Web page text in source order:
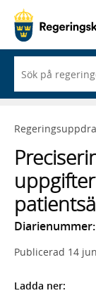
du
börjar
skriva
framträder
lista
med
sökförslag
Diarienummer:
Publicerad 14
Ladda ner: